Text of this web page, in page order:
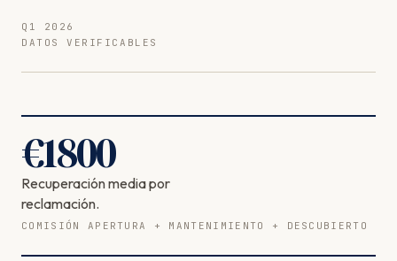
Q1 2026
DATOS VERIFICABLES
€1800
Recuperación media por
reclamación.
COMISIÓN APERTURA + MANTENIMIENTO + DESCUBIERTO